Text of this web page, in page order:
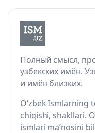
Полный смысл,
узбекских имён.
и имён близких.
O‘zbek Ismlarning
chiqishi, shakllari.
ismlari ma’nosini